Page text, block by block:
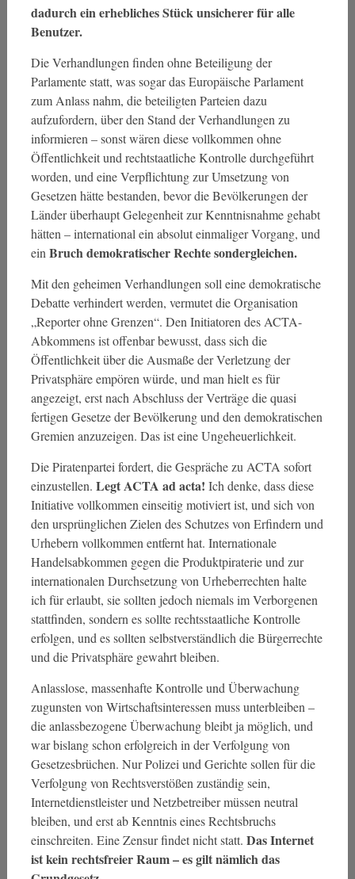
dadurch ein erhebliches Stück unsicherer für alle
Benutzer.
Die Verhandlungen finden ohne Beteiligung der
Parlamente statt, was sogar das Europäische Parlament
zum Anlass nahm, die beteiligten Parteien dazu
aufzufordern, über den Stand der Verhandlungen zu
informieren – sonst wären diese vollkommen ohne
Öffentlichkeit und rechtstaatliche Kontrolle durchgeführt
worden, und eine Verpflichtung zur Umsetzung von
Gesetzen hätte bestanden, bevor die Bevölkerungen der
Länder überhaupt Gelegenheit zur Kenntnisnahme gehabt
hätten – international ein absolut einmaliger Vorgang, und
ein Bruch demokratischer Rechte sondergleichen.
Mit den geheimen Verhandlungen soll eine demokratische
Debatte verhindert werden, vermutet die Organisation
„Reporter ohne Grenzen“. Den Initiatoren des ACTA-
Abkommens ist offenbar bewusst, dass sich die
Öffentlichkeit über die Ausmaße der Verletzung der
Privatsphäre empören würde, und man hielt es für
angezeigt, erst nach Abschluss der Verträge die quasi
fertigen Gesetze der Bevölkerung und den demokratischen
Gremien anzuzeigen. Das ist eine Ungeheuerlichkeit.
Die Piratenpartei fordert, die Gespräche zu ACTA sofort
einzustellen. Legt ACTA ad acta! Ich denke, dass diese
Initiative vollkommen einseitig motiviert ist, und sich von
den ursprünglichen Zielen des Schutzes von Erfindern und
Urhebern vollkommen entfernt hat. Internationale
Handelsabkommen gegen die Produktpiraterie und zur
internationalen Durchsetzung von Urheberrechten halte
ich für erlaubt, sie sollten jedoch niemals im Verborgenen
stattfinden, sondern es sollte rechtsstaatliche Kontrolle
erfolgen, und es sollten selbstverständlich die Bürgerrechte
und die Privatsphäre gewahrt bleiben.
Anlasslose, massenhafte Kontrolle und Überwachung
zugunsten von Wirtschaftsinteressen muss unterbleiben –
die anlassbezogene Überwachung bleibt ja möglich, und
war bislang schon erfolgreich in der Verfolgung von
Gesetzesbrüchen. Nur Polizei und Gerichte sollen für die
Verfolgung von Rechtsverstößen zuständig sein,
Internetdienstleister und Netzbetreiber müssen neutral
bleiben, und erst ab Kenntnis eines Rechtsbruchs
einschreiten. Eine Zensur findet nicht statt. Das Internet
ist kein rechtsfreier Raum – es gilt nämlich das